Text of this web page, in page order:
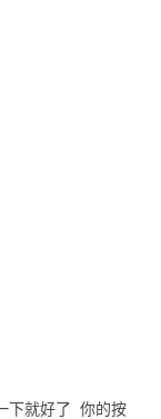
下就好了 你的按